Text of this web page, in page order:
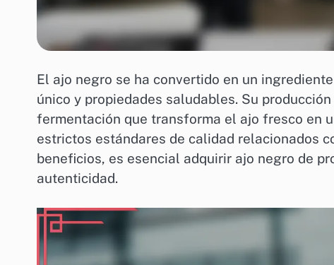
El ajo negro se ha convertido en un
único y propiedades saludables. Su
fermentación que transforma el ajo fresco en
estrictos estándares de calidad relacionados
beneficios, es esencial adquirir ajo negro de
autenticidad.